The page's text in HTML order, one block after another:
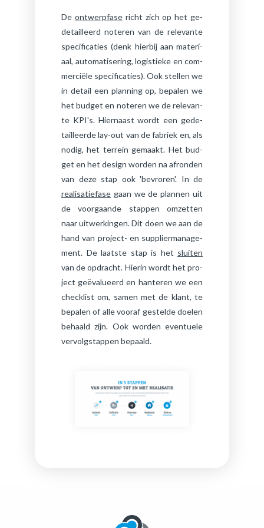
De ontwerpfasericht zich op het ge­
de­tail­leerd no­te­ren van de re­le­van­te
spe­ci­fi­ca­ties (denk hier­bij aan ma­te­ri­
aal, au­to­ma­ti­se­ring, lo­gis­tie­ke en com­
mer­ci­ë­le spe­ci­fi­ca­ties). Ook stel­len we
in de­tail een plan­ning op, be­pa­len we
het bud­get en no­te­ren we de re­le­van­
te KPI's. Hier­naast wordt een ge­de­
tail­leer­de lay-out van de fa­briek en, als
nodig, het ter­rein ge­maakt. Het bud­
get en het de­sign wor­den na af­ron­den
van deze stap ook 'be­vro­ren'. In de
realisatiefase gaan we de plan­nen uit
de voor­gaan­de stap­pen om­zet­ten
naar uit­wer­kin­gen. Dit doen we aan de
hand van pro­ject- en sup­plier­ma­na­ge­
ment. De laat­ste stap is het sluiten
van de op­dracht. Hier­in wordt het pro­
ject ge­ë­va­lu­eerd en han­te­ren we een
check­list om, samen met de klant, te
be­pa­len of alle voor­af ge­stel­de doe­len
be­haald zijn. Ook wor­den even­tu­e­le
ver­volgstap­pen be­paald.